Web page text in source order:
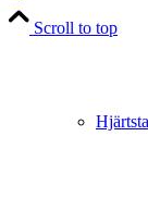
Scroll to top